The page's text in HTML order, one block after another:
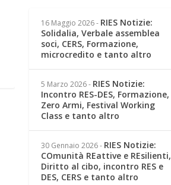
16 Maggio 2026- RIES Notizie:
Solidalia, Verbale assemblea
soci, CERS, Formazione,
microcredito e tanto altro
5 Marzo 2026- RIES Notizie:
Incontro RES-DES, Formazione,
Zero Armi, Festival Working
Class e tanto altro
30 Gennaio 2026- RIES Notizie:
COmunità REattive e REsilienti,
Diritto al cibo, incontro RES e
DES, CERS e tanto altro